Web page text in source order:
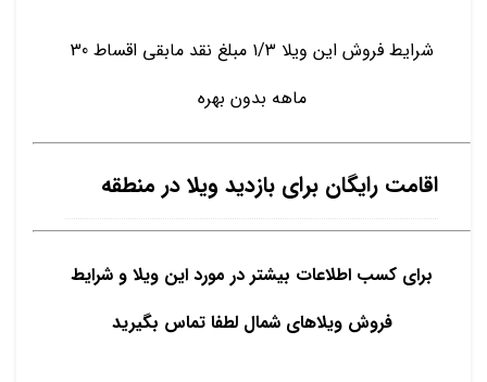
شرایط فروش این ویلا ۱/۳ مبلغ نقد مابقی اقساط 30
ماهه بدون بهره
اقامت رایگان برای بازدید ویلا در منطقه
برای کسب اطلاعات بیشتر در مورد این ویلا و شرایط
فروش ویلاهای شمال لطفا تماس بگیرید